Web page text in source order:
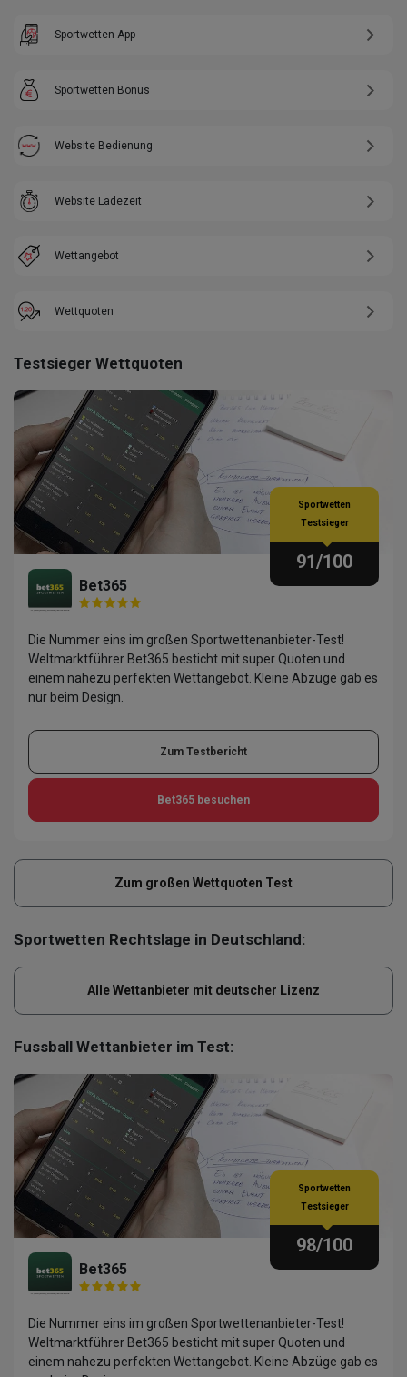
Sportwetten App
Sportwetten Bonus
Website Bedienung
Website Ladezeit
Wettangebot
Wettquoten
Testsieger Wettquoten
Bet365
Sportwetten
Testsieger
91/100
Die Nummer eins im großen Sportwettenanbieter-Test!
Weltmarktführer Bet365 besticht mit super Quoten und
einem nahezu perfekten Wettangebot. Kleine Abzüge gab es
nur beim Design.
Zum Testbericht
Bet365 besuchen
Zum großen Wettquoten Test
Sportwetten Rechtslage in Deutschland:
Alle Wettanbieter mit deutscher Lizenz
Fussball Wettanbieter im Test:
Bet365
Sportwetten
Testsieger
98/100
Die Nummer eins im großen Sportwettenanbieter-Test!
Weltmarktführer Bet365 besticht mit super Quoten und
einem nahezu perfekten Wettangebot. Kleine Abzüge gab es